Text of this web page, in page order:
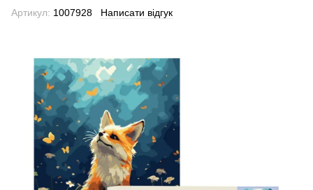
Артикул: 1007928 Написати відгук